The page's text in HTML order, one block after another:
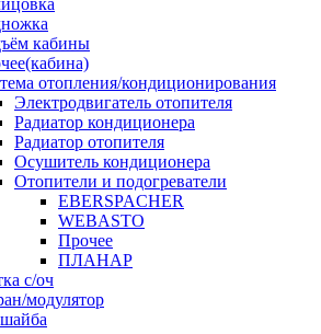
кабины
отопления/кондиционирования
Электродвигатель отопителя
Радиатор кондиционера
Радиатор отопителя
Осушитель кондиционера
Отопители и подогреватели
EBERSPACHER
WEBASTO
Прочее
ПЛАНАР
с/оч
модулятор